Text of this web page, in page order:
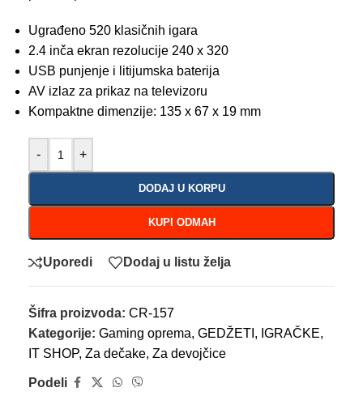
Ugrađeno 520 klasičnih igara
2.4 inča ekran rezolucije 240 x 320
USB punjenje i litijumska baterija
AV izlaz za prikaz na televizoru
Kompaktne dimenzije: 135 x 67 x 19 mm
- +
DODAJ U KORPU
KUPI ODMAH
Uporedi Dodaj u listu želja
Šifra proizvoda: CR-157
Kategorije: Gaming oprema, GEDŽETI , IGRAČKE,
IT SHOP, Za dečake, Za devojčice
Podeli